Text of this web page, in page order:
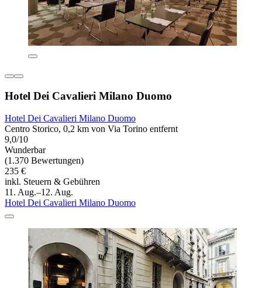
Hotel Dei Cavalieri Milano Duomo
Hotel Dei Cavalieri Milano Duomo
Centro Storico, 0,2 km von Via Torino entfernt
9,0/10
Wunderbar
(1.370 Bewertungen)
235 €
inkl. Steuern & Gebühren
11. Aug.–12. Aug.
Hotel Dei Cavalieri Milano Duomo